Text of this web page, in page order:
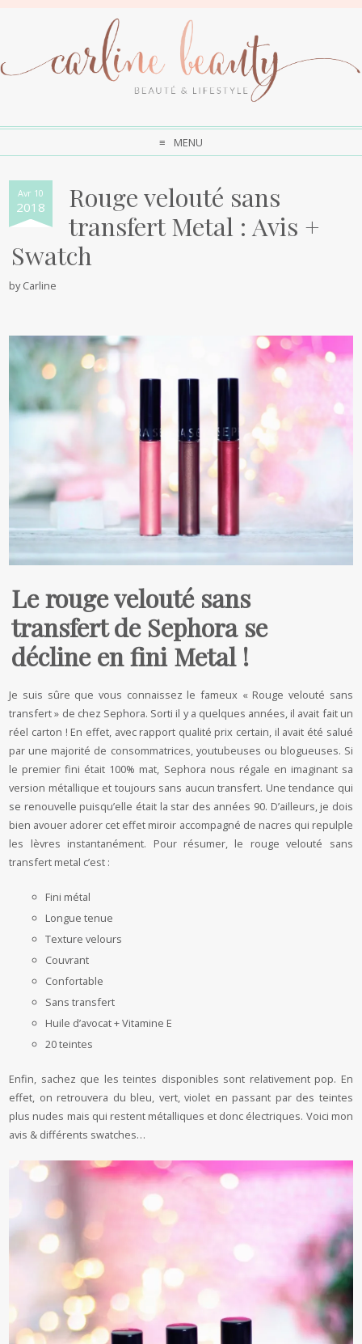
MENU
Avr 10
2018
Rouge velouté sans
transfert Metal : Avis +
Swatch
byCarline
Le rouge velouté sans
transfert de Sephora se
décline en fini Metal !
Je suis sûre que vous connaissez le fameux « Rouge velouté sans
transfert » de chez Sephora. Sorti il y a quelques années, il avait fait un
réel carton ! En effet, avec rapport qualité prix certain, il avait été salué
par une majorité de consommatrices, youtubeuses ou blogueuses. Si
le premier fini était 100% mat, Sephora nous régale en imaginant sa
version métallique et toujours sans aucun transfert. Une tendance qui
se renouvelle puisqu’elle était la star des années 90. D’ailleurs, je dois
bien avouer adorer cet effet miroir accompagné de nacres qui repulple
les lèvres instantanément. Pour résumer, le rouge velouté sans
transfert metal c’est :
Fini métal
Longue tenue
Texture velours
Couvrant
Confortable
Sans transfert
Huile d’avocat + Vitamine E
20 teintes
Enfin, sachez que les teintes disponibles sont relativement pop. En
effet, on retrouvera du bleu, vert, violet en passant par des teintes
plus nudes mais qui restent métalliques et donc électriques. Voici mon
avis & différents swatches…